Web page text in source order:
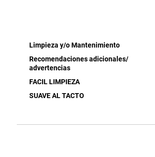
Limpieza y/o Mantenimiento
Recomendaciones adicionales/
advertencias
FACIL LIMPIEZA
SUAVE AL TACTO